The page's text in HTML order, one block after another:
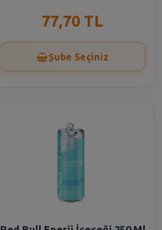
77,70 TL
Şube Seçiniz